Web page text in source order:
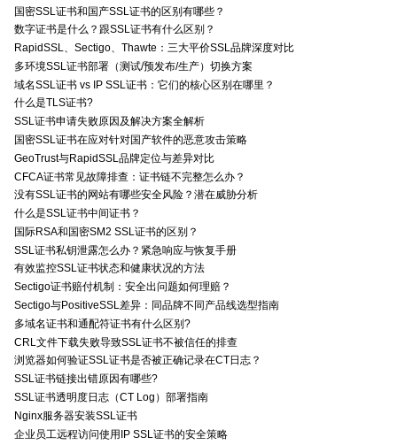
国密SSL证书和国产SSL证书的区别有哪些？
数字证书是什么？跟SSL证书有什么区别？
RapidSSL、Sectigo、Thawte：三大平价SSL品牌深度对比
多环境SSL证书部署（测试/预发布/生产）切换方案
域名SSL证书 vs IP SSL证书：它们的核心区别在哪里？
什么是TLS证书?
SSL证书申请失败原因及解决方案全解析
国密SSL证书在应对针对国产软件的恶意攻击策略
GeoTrust与RapidSSL品牌定位与差异对比
CFCA证书常见故障排查：证书链不完整怎么办？
没有SSL证书的网站有哪些安全风险？潜在威胁分析
什么是SSL证书中间证书？
国际RSA和国密SM2 SSL证书的区别？
SSL证书私钥泄露怎么办？紧急响应与恢复手册
有效监控SSL证书状态和健康状况的方法
Sectigo证书赔付机制：安全出问题如何理赔？
Sectigo与PositiveSSL差异：同品牌不同产品线选型指南
多域名证书和通配符证书有什么区别?
CRL文件下载失败导致SSL证书不被信任的排查
浏览器如何验证SSL证书是否被正确记录在CT日志？
SSL证书链接出错原因有哪些?
SSL证书透明度日志（CT Log）部署指南
Nginx服务器安装SSL证书
企业员工远程访问使用IP SSL证书的安全策略